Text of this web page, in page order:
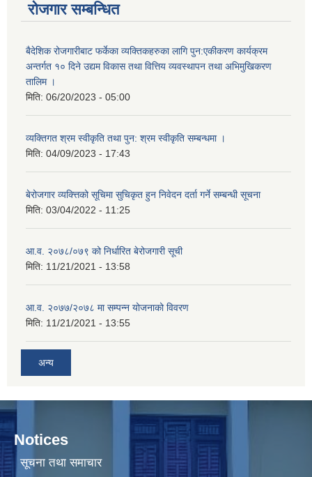
रोजगार सम्बन्धित
बैदेशिक रोजगारीबाट फर्केका व्यक्तिकहरुका लागि पुन:एकीकरण कार्यक्रम
अन्तर्गत १० दिने उद्यम विकास तथा वित्तिय व्यवस्थापन तथा अभिमुखिकरण
तालिम ।
मिति: 06/20/2023 - 05:00
व्यक्तिगत श्रम स्वीकृति तथा पुन: श्रम स्वीकृति सम्बन्धमा ।
मिति: 04/09/2023 - 17:43
बेरोजगार व्यक्त्तिको सूचिमा सुचिकृत हुन निवेदन दर्ता गर्ने सम्बन्धी सूचना
मिति: 03/04/2022 - 11:25
आ.व. २०७८/०७९ को निर्धारित बेरोजगारी सूची
मिति: 11/21/2021 - 13:58
आ.व. २०७७/२०७८ मा सम्पन्न योजनाको विवरण
मिति: 11/21/2021 - 13:55
अन्य
Notices
सूचना तथा समाचार